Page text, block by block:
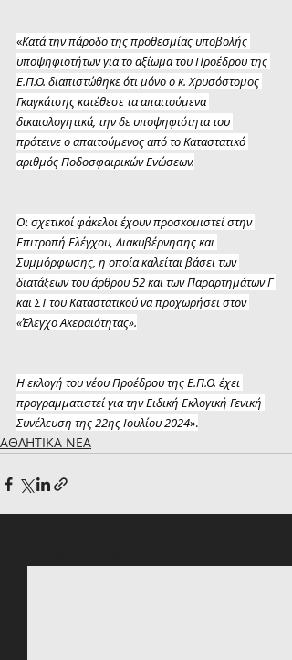
«Κατά την πάροδο της προθεσμίας υποβολής
υποψηφιοτήτων για το αξίωμα του Προέδρου της
Ε.Π.Ο. διαπιστώθηκε ότι μόνο ο κ. Χρυσόστομος
Γκαγκάτσης κατέθεσε τα απαιτούμενα
δικαιολογητικά, την δε υποψηφιότητα του
πρότεινε ο απαιτούμενος από το Καταστατικό
αριθμός Ποδοσφαιρικών Ενώσεων.
Οι σχετικοί φάκελοι έχουν προσκομιστεί στην
Επιτροπή Ελέγχου, Διακυβέρνησης και
Συμμόρφωσης, η οποία καλείται βάσει των
διατάξεων του άρθρου 52 και των Παραρτημάτων Γ
και ΣΤ του Καταστατικού να προχωρήσει στον
«Έλεγχο Ακεραιότητας».
Η εκλογή του νέου Προέδρου της Ε.Π.Ο. έχει
προγραμματιστεί για την Ειδική Εκλογική Γενική
Συνέλευση της 22ης Ιουλίου 2024».
ΑΘΛΗΤΙΚΑ ΝΕΑ